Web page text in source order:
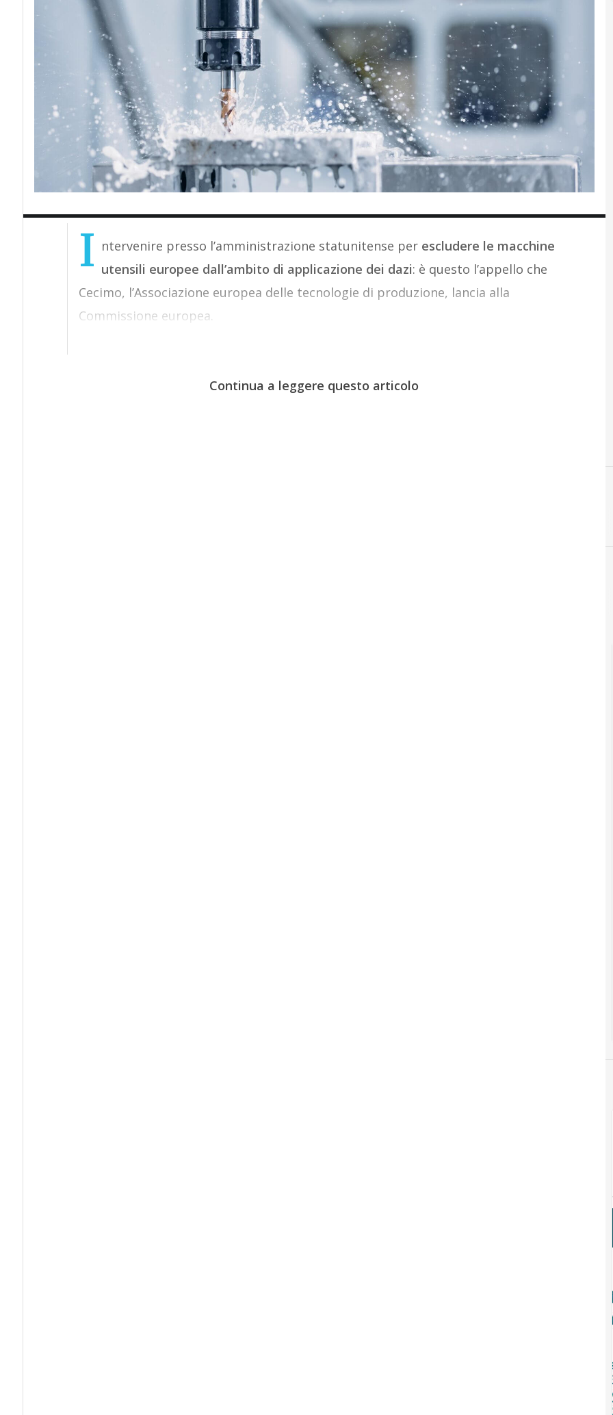
I ntervenire presso l’amministrazione statunitense per escludere le macchine
utensili europee dall’ambito di applicazione dei dazi: è questo l’appello che
Cecimo, l’Associazione europea delle tecnologie di produzione, lancia alla
Commissione europea.
Continua a leggere questo articolo